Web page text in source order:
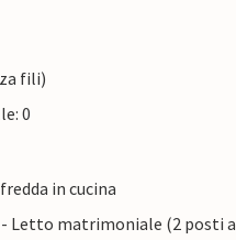
fili)
0
in cucina
Letto matrimoniale (2 posti a